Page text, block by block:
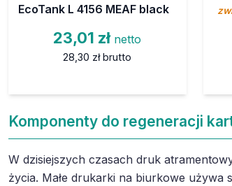
EcoTank L 4156 MEAF black
23,01 zł netto
28,30 zł brutto
Komponenty do regeneracji
W dzisiejszych czasach druk
życia. Małe drukarki na biurkowe